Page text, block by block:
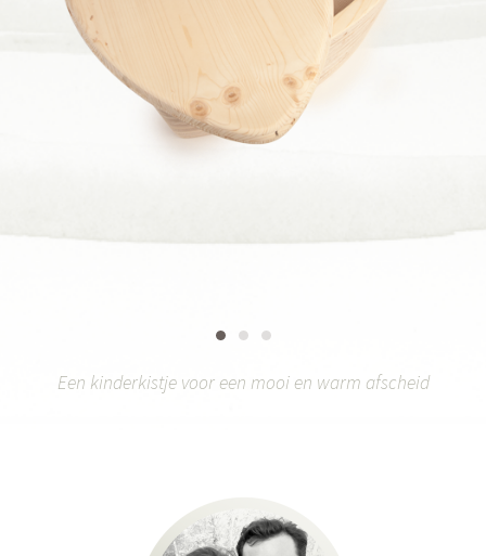
Een kinderkistje voor een mooi en warm afscheid